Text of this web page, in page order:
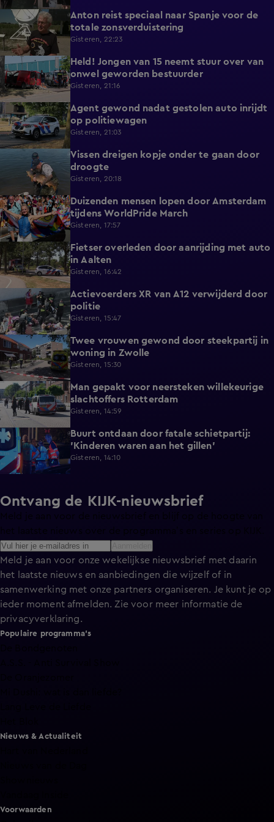
1:42
Anton reist speciaal naar Spanje voor de
totale zonsverduistering
Gisteren, 22:23
0:30
Held! Jongen van 15 neemt stuur over van
onwel geworden bestuurder
Gisteren, 21:16
0:32
Agent gewond nadat gestolen auto inrijdt
op politiewagen
Gisteren, 21:03
1:20
Vissen dreigen kopje onder te gaan door
droogte
Gisteren, 20:18
0:31
Duizenden mensen lopen door Amsterdam
tijdens WorldPride March
Gisteren, 17:57
0:32
Fietser overleden door aanrijding met auto
in Aalten
Gisteren, 16:42
0:39
Actievoerders XR van A12 verwijderd door
politie
Gisteren, 15:47
0:45
Twee vrouwen gewond door steekpartij in
woning in Zwolle
Gisteren, 15:30
0:27
Man gepakt voor neersteken willekeurige
slachtoffers Rotterdam
Gisteren, 14:59
0:59
Buurt ontdaan door fatale schietpartij:
'Kinderen waren aan het gillen'
Gisteren, 14:10
Ontvang de KIJK-nieuwsbrief
Meld je aan voor de nieuwsbrief en blijf op de hoogte van
Meld je aan voor onze wekelijkse nieuwsbrief met daarin
het laatste nieuws en aanbiedingen die wijzelf of in
samenwerking met onze partners organiseren. Je kunt je op
ieder moment afmelden. Zie voor meer informatie de
privacyverklaring.
Populaire programma's
Nieuws & Actualiteit
Voorwaarden